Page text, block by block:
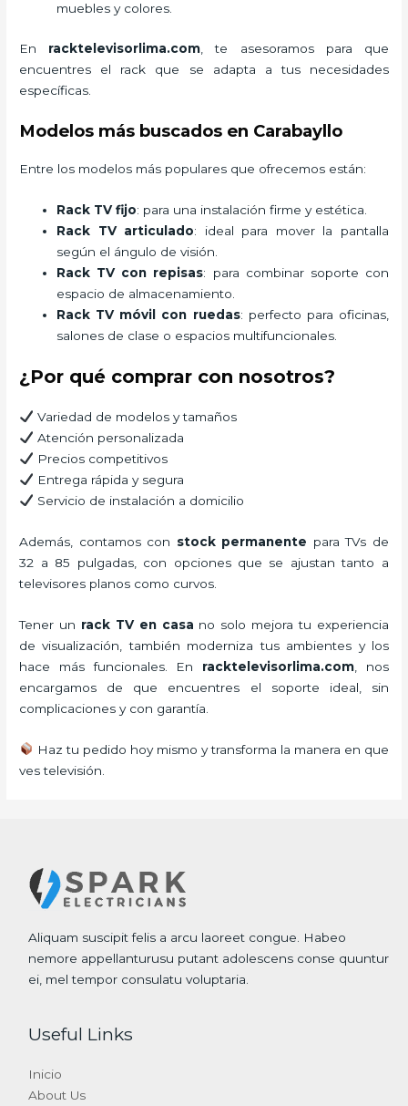
muebles y colores.
En racktelevisorlima.com , te asesoramos para que
encuentres el rack que se adapta a tus necesidades
específicas.
Modelos más buscados en Carabayllo
Entre los modelos más populares que ofrecemos están:
Rack TV fijo: para una instalación firme y estética.
Rack TV articulado: ideal para mover la pantalla
según el ángulo de visión.
Rack TV con repisas: para combinar soporte con
espacio de almacenamiento.
Rack TV móvil con ruedas: perfecto para oficinas,
salones de clase o espacios multifuncionales.
¿Por qué comprar con nosotros?
Variedad de modelos y tamaños
Atención personalizada
Precios competitivos
Entrega rápida y segura
Servicio de instalación a domicilio
Además, contamos con stock permanente para TVs de
32 a 85 pulgadas, con opciones que se ajustan tanto a
televisores planos como curvos.
Tener un rack TV en casa no solo mejora tu experiencia
de visualización, también moderniza tus ambientes y los
hace más funcionales. En racktelevisorlima.com , nos
encargamos de que encuentres el soporte ideal, sin
complicaciones y con garantía.
Haz tu pedido hoy mismo y transforma la manera en que
ves televisión.
Aliquam suscipit felis a arcu laoreet congue. Habeo
nemore appellanturusu putant adolescens conse quuntur
ei, mel tempor consulatu voluptaria.
Useful Links
Inicio
About Us